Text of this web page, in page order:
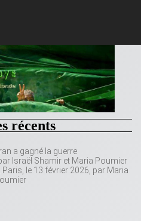
récents
a gagné la guerre
Israël Shamir et Maria Poumier
le 13 février 2026, par Maria